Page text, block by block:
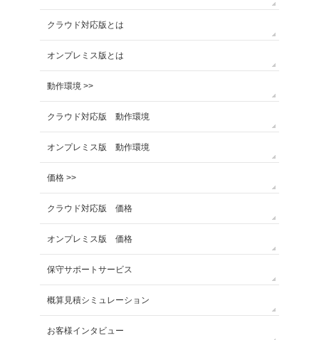
クラウド対応版とは
オンプレミス版とは
動作環境 >>
クラウド対応版 動作環境
オンプレミス版 動作環境
価格 >>
クラウド対応版 価格
オンプレミス版 価格
保守サポートサービス
概算見積シミュレーション
お客様インタビュー